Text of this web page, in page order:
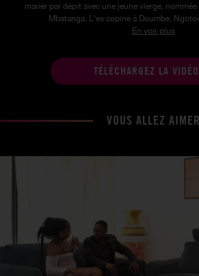
marier par dépit avec une jeune vierge,
Mbatanga. L'ex copine à Doumbe,
En voir plus
TÉLÉCHARGEZ LA VIDÉO
VOUS ALLEZ AIMER